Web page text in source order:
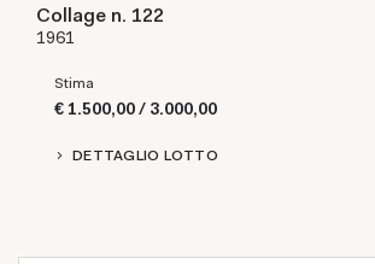
Collage n. 122
1961
Stima
€ 1.500,00 / 3.000,00
DETTAGLIO LOTTO